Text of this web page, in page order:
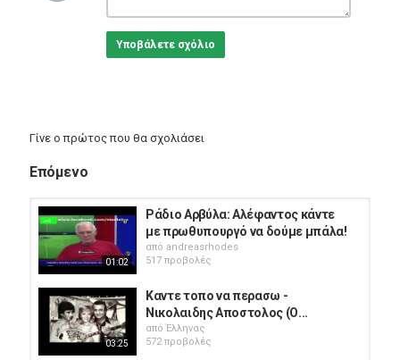
https://www.youtube.com/watch?v=knwCnBhqk4w
Υποβάλετε σχόλιο
Γίνε ο πρώτος που θα σχολιάσει
Επόμενο
01:02
Ράδιο Αρβύλα: Αλέφαντος κάντε
με πρωθυπουργό να δούμε μπάλα!
από andreasrhodes
517 προβολές
03:25
Καντε τοπο να περασω -
Νικολαιδης Αποστολος (Ο...
απόΈλληνας
572 προβολές